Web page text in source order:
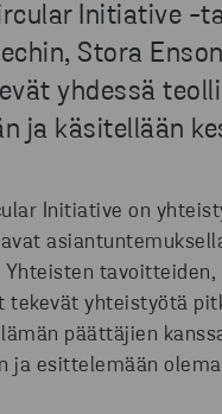
Initiative -
Stora
yhdessä
ja käsitellään
Initiative on
tavoitteiden,
tekevät yhteistyötä
päättäjien
ja esittelemään